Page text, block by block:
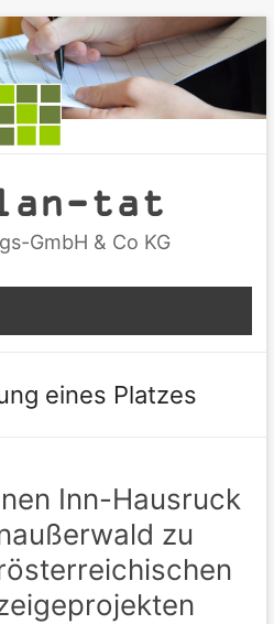
tat
GmbH & Co KG
eines Platzes
Inn-Hausruck
zu